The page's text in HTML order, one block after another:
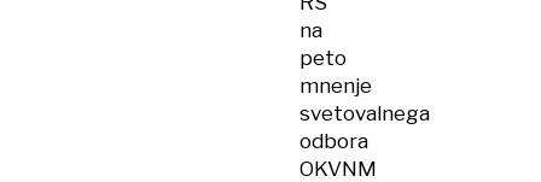
na
peto
mnenje
svetovalnega
odbora
OKVNM